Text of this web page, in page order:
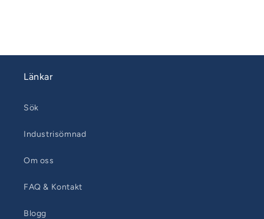
Länkar
Sök
Industrisömnad
Om oss
FAQ & Kontakt
Blogg